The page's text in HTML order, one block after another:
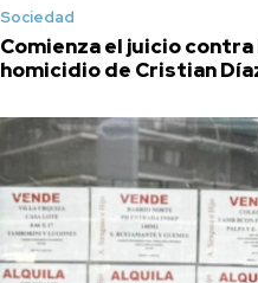
Sociedad
Comienza el juicio
homicidio de Cristian